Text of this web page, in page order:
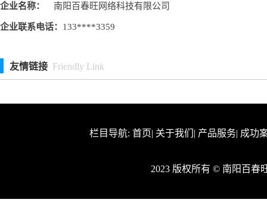
企业名称： 南阳百春旺网络科技有限公司
企业联系电话： 133****3359
友情链接 Friendly Link
栏目导航: 首页| 关于我们 | 产品服务| 成功
2023 版权所有 © 南阳百